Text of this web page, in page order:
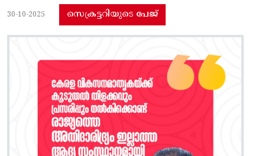
30-10-2025 സെക്രട്ടറിയുടെ പേജ്